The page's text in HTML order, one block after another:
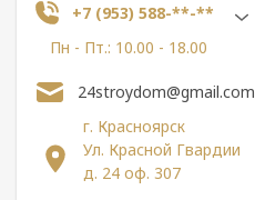
+7 (953) 588-**-**
Пн - Пт.: 10.00 - 18.00
г. Красноярск
Ул. Красной Гвардии
д. 24 оф. 307
24stroydom@gmail.com